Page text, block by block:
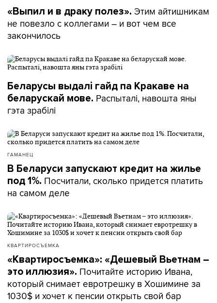
«Выпил и в драку полез». Этим айтишникам
не повезло с коллегами – и вот чем все
закончилось
Беларусы выдалі гайд па Кракаве на
беларускай мове. Распыталі, навошта яны
гэта зрабілі
ГАМАНЕЦ
В Беларуси запускают кредит на жилье
под 1%. Посчитали, сколько придется платить
на самом деле
КВАРТИРОСЪЕМКА
«Квартиросъемка»: «Дешевый Вьетнам –
это иллюзия». Почитайте историю Ивана,
который снимает евротрешку в Хошимине за
1030$ и хочет к пенсии открыть свой бар